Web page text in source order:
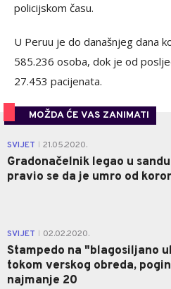
policijskom času.
U Peruu je do današnjeg dana
585.236 osoba, dok je od
27.453 pacijenata.
MOŽDA ĆE VAS ZANIMATI
SVIJET 21.05.2020.
Gradonačelnik legao u
pravio se da je umro od
SVIJET 02.02.2020.
Stampedo na "blagosiljano
tokom verskog obreda,
najmanje 20